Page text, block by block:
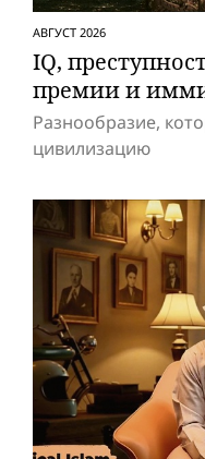
АВГУСТ 2026
IQ,
премии и
Разнообразие,
цивилизацию